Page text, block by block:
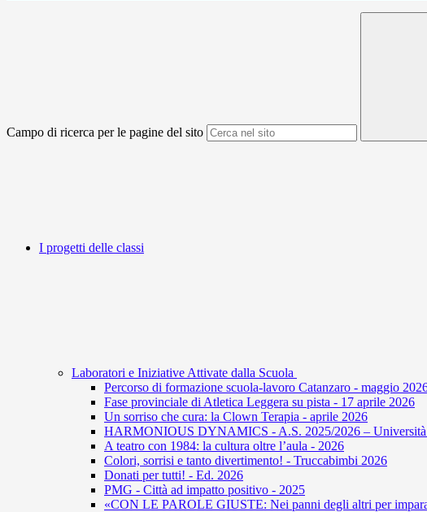
Campo di ricerca per le pagine del sito
I progetti delle classi
Laboratori e Iniziative Attivate dalla Scuola
Percorso di formazione scuola-lavoro Catanzaro - maggio
Fase provinciale di Atletica Leggera su pista - 17 aprile 2026
Un sorriso che cura: la Clown Terapia - aprile 2026
HARMONIOUS DYNAMICS - A.S. 2025/2026 –
A teatro con 1984: la cultura oltre l’aula - 2026
Colori, sorrisi e tanto divertimento! - Truccabimbi 2026
Donati per tutti! - Ed. 2026
PMG - Città ad impatto positivo - 2025
«CON LE PAROLE GIUSTE: Nei panni degli altri per